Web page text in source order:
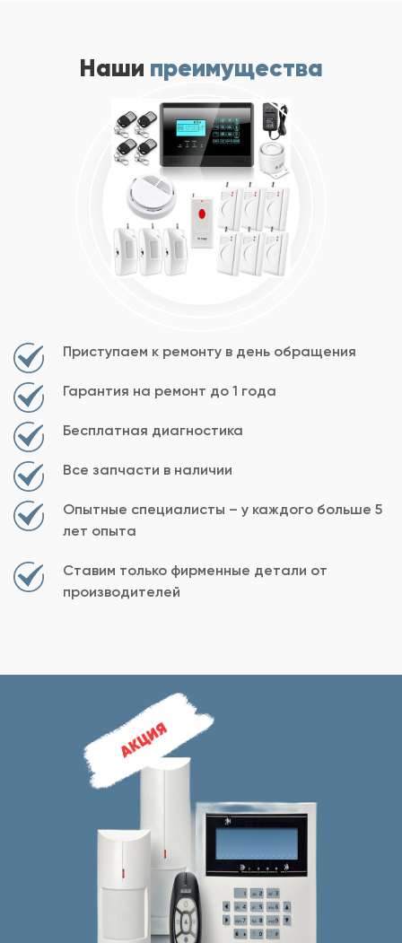
Наши преимущества
Приступаем к ремонту в день обращения
Гарантия на ремонт до 1 года
Бесплатная диагностика
Все запчасти в наличии
Опытные специалисты – у каждого больше 5
лет опыта
Ставим только фирменные детали от
производителей